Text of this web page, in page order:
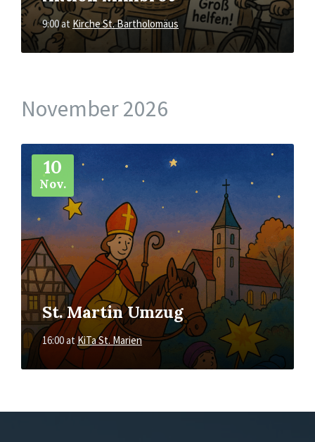
9:00at Kirche St. Bartholomäus
November 2026
10
Nov.
St. Martin Umzug
16:00atKiTa St. Marien
More